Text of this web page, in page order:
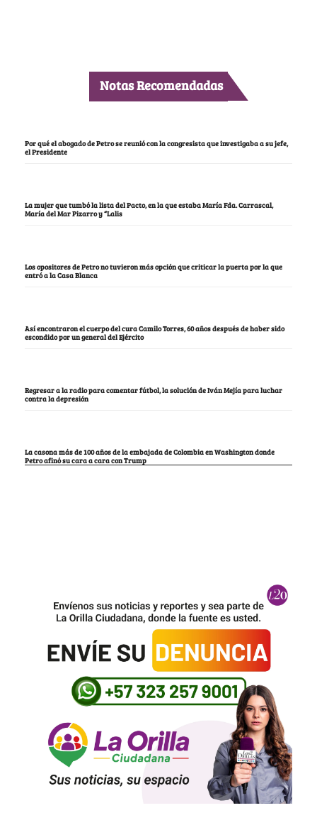
Notas Recomendadas
Por qué el abogado de Petro se reunió con la congresista que investigaba a su jefe,
el Presidente
La mujer que tumbó la lista del Pacto, en la que estaba María Fda. Carrascal,
María del Mar Pizarro y “Lalis
Los opositores de Petro no tuvieron más opción que criticar la puerta por la que
entró a la Casa Blanca
Así encontraron el cuerpo del cura Camilo Torres, 60 años después de haber sido
escondido por un general del Ejército
Regresar a la radio para comentar fútbol, la solución de Iván Mejía para luchar
contra la depresión
La casona más de 100 años de la embajada de Colombia en Washington donde
Petro afinó su cara a cara con Trump